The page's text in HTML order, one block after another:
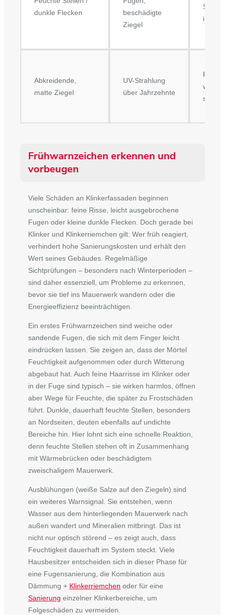
dunkle Flecken
beschädigte
Ziegel
innen
Abkreidende,
matte Ziegel
UV-Strahlung
über Jahrzehnte
wirkt
stumpf
Frühwarnzeichen erkennen und
vorbeugen
Viele Schäden an Klinkerfassaden beginnen
unscheinbar: feine Risse, leicht ausgebrochene
Fugen oder kleine dunkle Flecken. Doch gerade bei
Klinker und Klinkerriemchen gilt: Wer früh reagiert,
verhindert hohe Sanierungskosten und erhält den
Wert seines Gebäudes. Regelmäßige
Sichtprüfungen – besonders nach Winterperioden –
sind daher essenziell, um Probleme zu erkennen,
bevor sie tief ins Mauerwerk wandern oder die
Energieeffizienz beeinträchtigen.
Ein erstes Frühwarnzeichen sind weiche oder
sandende Fugen, die sich mit dem Finger leicht
eindrücken lassen. Sie zeigen an, dass der Mörtel
Feuchtigkeit aufgenommen oder durch Witterung
abgebaut hat. Auch feine Haarrisse im Klinker oder
in der Fuge sind typisch – sie wirken harmlos, öffnen
aber Wege für Feuchte, die später zu Frostschäden
führt. Dunkle, dauerhaft feuchte Stellen, besonders
an Nordseiten, deuten ebenfalls auf undichte
Bereiche hin. Hier lohnt sich eine schnelle Reaktion,
denn feuchte Stellen stehen oft in Zusammenhang
mit Wärmebrücken oder beschädigtem
zweischaligem Mauerwerk.
Ausblühungen (weiße Salze auf den Ziegeln) sind
ein weiteres Warnsignal. Sie entstehen, wenn
Wasser aus dem hinterliegenden Mauerwerk nach
außen wandert und Mineralien mitbringt. Das ist
nicht nur optisch störend – es zeigt auch, dass
Feuchtigkeit dauerhaft im System steckt. Viele
Hausbesitzer entscheiden sich in dieser Phase für
eine Fugensanierung, die Kombination aus
Dämmung + Klinkerriemchen oder für eine
Sanierung einzelner Klinkerbereiche, um
Folgeschäden zu vermeiden.